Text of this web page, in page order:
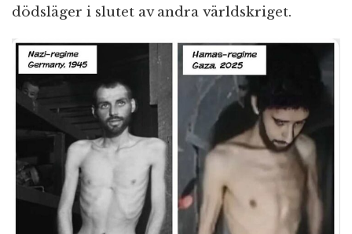
dödsläger i slutet av andra världskriget.